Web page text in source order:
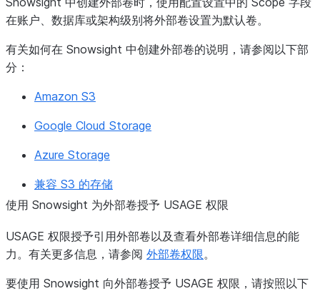
在账户、数据库或架构级别将外部卷设置为默认卷。
有关如何在 Snowsight 中创建外部卷的说明，请参阅以下部
分：
Amazon S3
Google Cloud Storage
Azure Storage
兼容 S3 的存储
使用 Snowsight 为外部卷授予 USAGE 权限
USAGE 权限授予引用外部卷以及查看外部卷详细信息的能
力。有关更多信息，请参阅 外部卷权限。
要使用 Snowsight 向外部卷授予 USAGE 权限，请按照以下